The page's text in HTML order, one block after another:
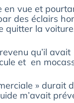
en vue et
des éclairs
quitter la
qu’il
et en
» durait
m’avait